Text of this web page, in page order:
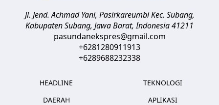
Jl. Jend. Achmad Yani, Pasirkareumbi Kec. Subang,
Kabupaten Subang, Jawa Barat,Indonesia41211
pasundanekspres@gmail.com
+6281280911913
+6289688232338
HEADLINE
DAERAH
TEKNOLOGI
APLIKASI